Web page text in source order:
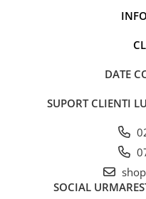
■ Ulei motor RAVENOL
■ Ulei motor LIQUI MOLY
■ Ulei motor MOTUL
■ Ulei motor FUCHS
DATE
SUPORT CLIENTI
SOCIAL